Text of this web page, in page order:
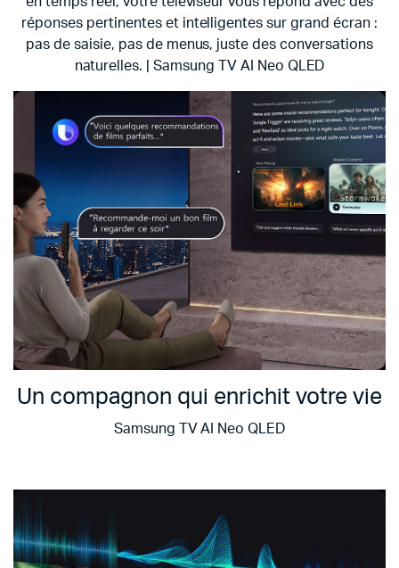
réponses pertinentes et intelligentes sur grand écran :
pas de saisie, pas de menus, juste des conversations
naturelles. | Samsung TV AI Neo QLED
Un compagnon qui enrichit votre vie
Samsung TV AI Neo QLED